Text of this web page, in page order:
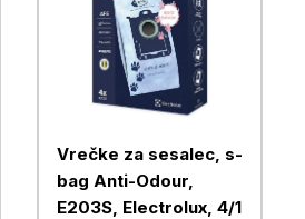
Vrečke za sesalec, s-
bag Anti-Odour,
E203S, Electrolux, 4/1